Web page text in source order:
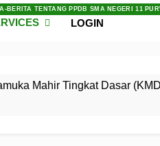
BERITA TENTANG PPDB SMA NEGERI 11
LOGIN
Mahir Tingkat Dasar